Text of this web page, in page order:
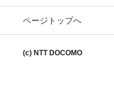
ページトップへ
(c) NTT DOCOMO